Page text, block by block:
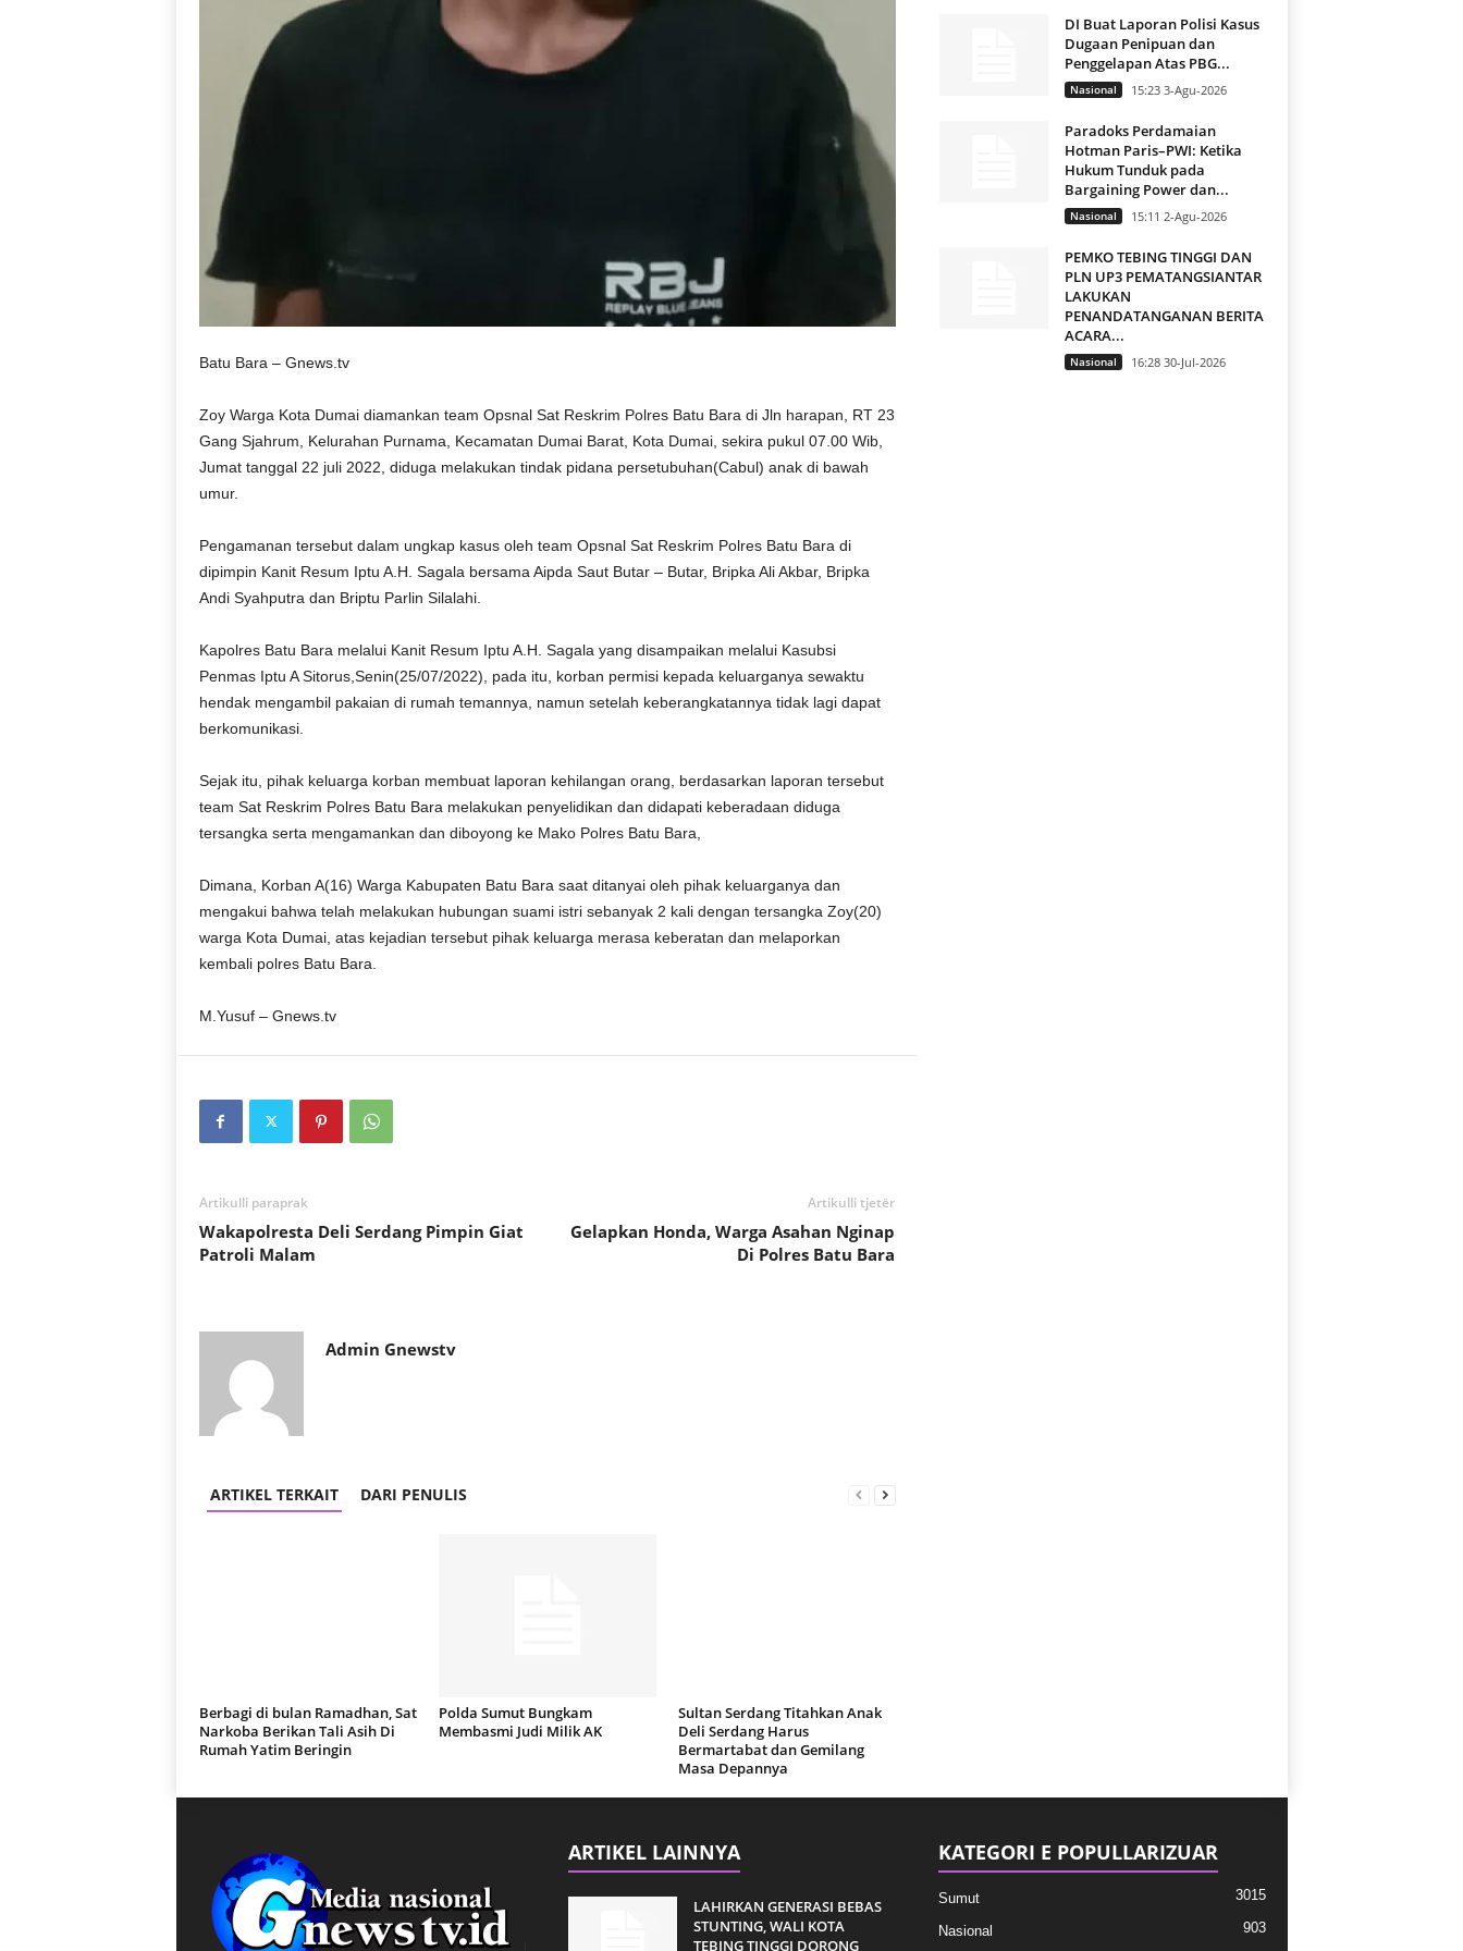
Batu Bara – Gnews.tv
Zoy Warga Kota Dumai diamankan team Opsnal Sat Reskrim Polres Batu Bara di Jln harapan, RT 23
Gang Sjahrum, Kelurahan Purnama, Kecamatan Dumai Barat, Kota Dumai, sekira pukul 07.00 Wib,
Jumat tanggal 22 juli 2022, diduga melakukan tindak pidana persetubuhan(Cabul) anak di bawah
umur.
Pengamanan tersebut dalam ungkap kasus oleh team Opsnal Sat Reskrim Polres Batu Bara di
dipimpin Kanit Resum Iptu A.H. Sagala bersama Aipda Saut Butar – Butar, Bripka Ali Akbar, Bripka
Andi Syahputra dan Briptu Parlin Silalahi.
Kapolres Batu Bara melalui Kanit Resum Iptu A.H. Sagala yang disampaikan melalui Kasubsi
Penmas Iptu A Sitorus,Senin(25/07/2022), pada itu, korban permisi kepada keluarganya sewaktu
hendak mengambil pakaian di rumah temannya, namun setelah keberangkatannya tidak lagi dapat
berkomunikasi.
Sejak itu, pihak keluarga korban membuat laporan kehilangan orang, berdasarkan laporan tersebut
team Sat Reskrim Polres Batu Bara melakukan penyelidikan dan didapati keberadaan diduga
tersangka serta mengamankan dan diboyong ke Mako Polres Batu Bara,
Dimana, Korban A(16) Warga Kabupaten Batu Bara saat ditanyai oleh pihak keluarganya dan
mengakui bahwa telah melakukan hubungan suami istri sebanyak 2 kali dengan tersangka Zoy(20)
warga Kota Dumai, atas kejadian tersebut pihak keluarga merasa keberatan dan melaporkan
kembali polres Batu Bara.
M.Yusuf – Gnews.tv
Artikulli paraprak
Wakapolresta Deli Serdang Pimpin Giat
Patroli Malam
Artikulli tjetër
Gelapkan Honda, Warga Asahan Nginap
Di Polres Batu Bara
Admin Gnewstv
ARTIKEL TERKAIT DARI PENULIS
Berbagi di bulan Ramadhan, Sat
Narkoba Berikan Tali Asih Di
Rumah Yatim Beringin
Polda Sumut Bungkam
Membasmi Judi Milik AK
Sultan Serdang Titahkan Anak
Deli Serdang Harus
Bermartabat dan Gemilang
Masa Depannya
DI Buat Laporan Polisi Kasus
Dugaan Penipuan dan
Penggelapan Atas PBG...
Nasional 15:23 3-Agu-2026
Paradoks Perdamaian
Hotman Paris–PWI: Ketika
Hukum Tunduk pada
Bargaining Power dan...
Nasional 15:11 2-Agu-2026
PEMKO TEBING TINGGI DAN
PLN UP3 PEMATANGSIANTAR
LAKUKAN
PENANDATANGANAN BERITA
ACARA...
Nasional 16:28 30-Jul-2026
ARTIKEL LAINNYA
LAHIRKAN GENERASI BEBAS
STUNTING, WALI KOTA
TEBING TINGGI DORONG
KATEGORI E POPULLARIZUAR
Sumut 3015
Nasional 903